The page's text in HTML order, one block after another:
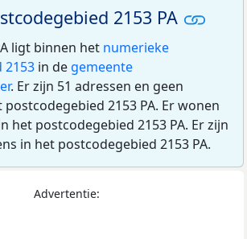
2153 PA
ligt binnen het numerieke
2153 in de gemeente
. Er zijn 51 adressen en geen
2153 PA. Er wonen
het postcodegebied 2153 PA. Er zijn
in het postcodegebied 2153 PA.
Advertentie: